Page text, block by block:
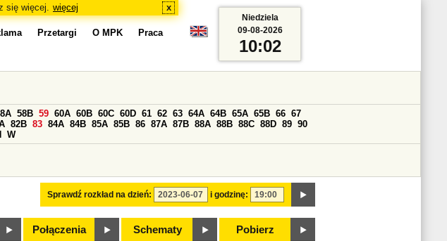
się więcej. więcej x
Przetargi O MPK Praca
Sprawdź rozkład na dzień: i godzinę:
58B 59 60A 60B 60C 60D 61 62 63 64A 64B 65A 65B 66 67
82B 83 84A 84B 85A 85B 86 87A 87B 88A 88B 88C 88D 89 90
W
Połączenia Schematy Pobierz
Niedziela
09-08-2026
10:02